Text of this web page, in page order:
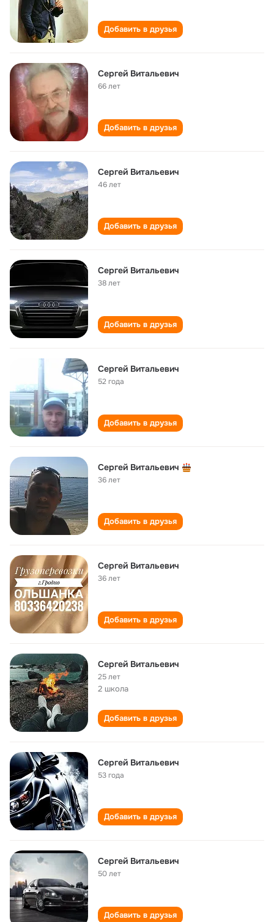
Добавить в друзья
Сергей Витальевич
66 лет
Добавить в друзья
Сергей Витальевич
46 лет
Добавить в друзья
Сергей Витальевич
38 лет
Добавить в друзья
Сергей Витальевич
52 года
Добавить в друзья
Сергей Витальевич
36 лет
Добавить в друзья
Сергей Витальевич
36 лет
Добавить в друзья
Сергей Витальевич
25 лет
2 школа
Добавить в друзья
Сергей Витальевич
53 года
Добавить в друзья
Сергей Витальевич
50 лет
Добавить в друзья